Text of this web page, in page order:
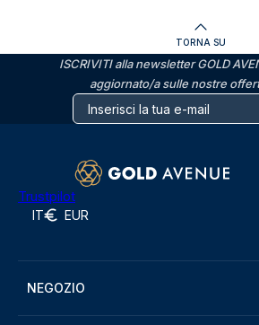
TORNA SU
ISCRIVITI alla newsletter GOLD
aggiornato/a sulle nostre
Trustpilot
IT EUR
NEGOZIO